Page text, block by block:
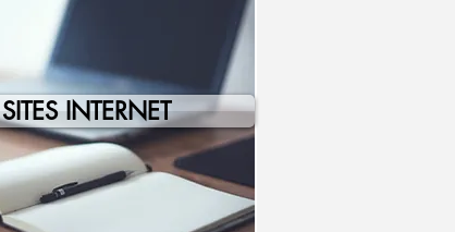
SITES INTERNET